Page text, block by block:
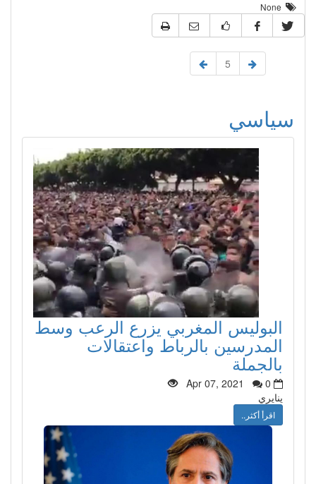
5
سياسي
البوليس المغربي يزرع الرعب وسط
المدرسين بالرباط واعتقالات
بالجملة
Apr 07, 2021
0
ينايري
اقرأ أكثر..